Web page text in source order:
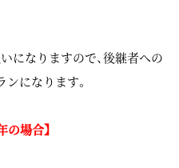
になりますので、後継者への
になります。
場合】